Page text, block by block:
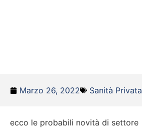
Marzo 26, 2022 Sanità Privata
ecco le probabili novità di settore